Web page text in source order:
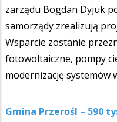
zarządu Bogdan Dyjuk
samorządy zrealizują
Wsparcie zostanie
fotowoltaiczne, pompy
modernizację systemów
Gmina Przerośl – 590